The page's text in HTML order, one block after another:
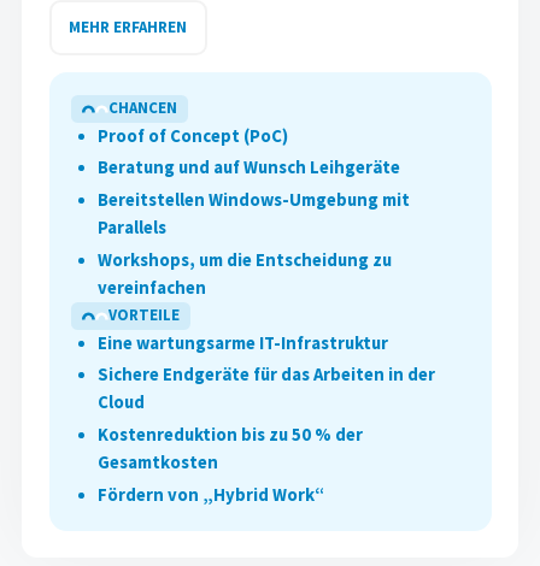
MEHR ERFAHREN
CHANCEN
Proof of Concept (PoC)
Beratung und auf Wunsch Leihgeräte
Bereitstellen Windows-Umgebung mit
Parallels
Workshops, um die Entscheidung zu
vereinfachen
VORTEILE
Eine wartungsarme IT-Infrastruktur
Sichere Endgeräte für das Arbeiten in der
Cloud
Kostenreduktion bis zu 50 % der
Gesamtkosten
Fördern von „Hybrid Work“